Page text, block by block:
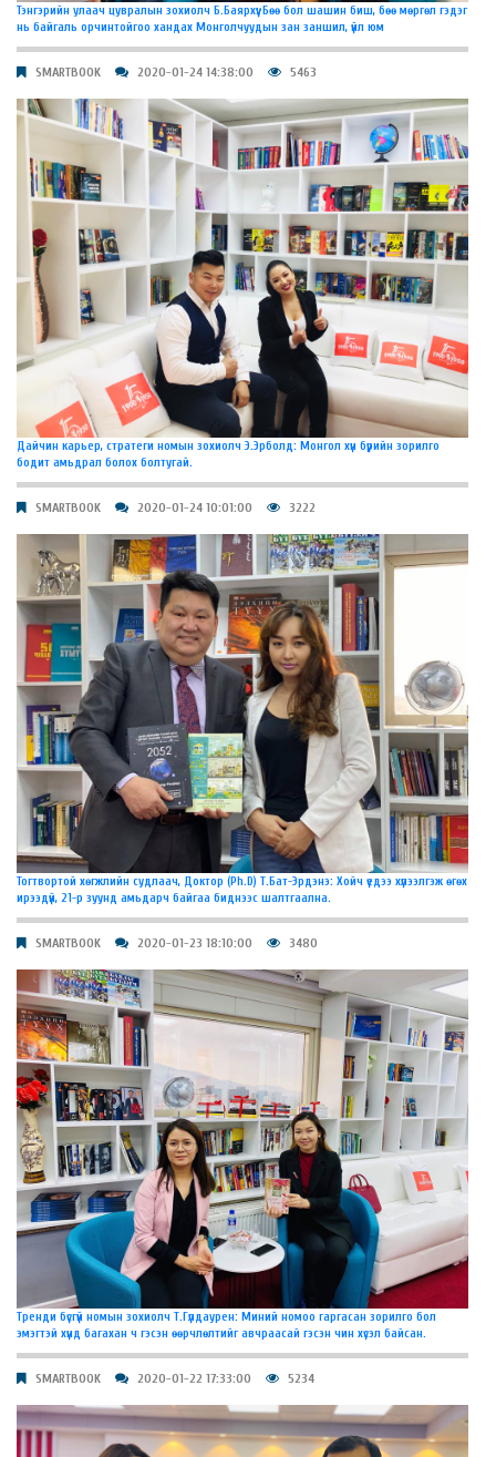
Тэнгэрийн улаач цувралын зохиолч Б.Баярхүү: Бөө бол шашин биш, бөө мөргөл гэдэг
нь байгаль орчинтойгоо хандах Монголчуудын зан заншил, үйл юм
SMARTBOOK 2020-01-24 14:38:00 5463
Дайчин карьер, стратеги номын зохиолч Э.Эрболд: Монгол хүн бүрийн зорилго
бодит амьдрал болох болтугай.
SMARTBOOK 2020-01-24 10:01:00 3222
Тогтвортой хөгжлийн судлаач, Доктор (Ph.D) Т.Бат-Эрдэнэ: Хойч үедээ хүлээлгэж өгөх
ирээдүй, 21-р зуунд амьдарч байгаа биднээс шалтгаална.
SMARTBOOK 2020-01-23 18:10:00 3480
Тренди бүсгүй номын зохиолч Т.Гүлдаурен: Миний номоо гаргасан зорилго бол
эмэгтэй хүнд багахан ч гэсэн өөрчлөлтийг авчраасай гэсэн чин хүсэл байсан.
SMARTBOOK 2020-01-22 17:33:00 5234